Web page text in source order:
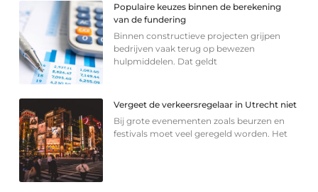
Populaire keuzes binnen de berekening
van de fundering
Binnen constructieve projecten grijpen
bedrijven vaak terug op bewezen
hulpmiddelen. Dat geldt
Vergeet de verkeersregelaar in Utrecht niet
Bij grote evenementen zoals beurzen en
festivals moet veel geregeld worden. Het